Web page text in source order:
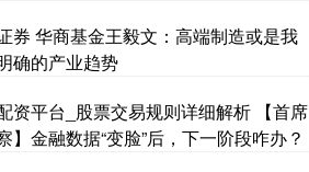
指 3563.12 +47.56 +1.35%
券 华商基金王毅文：高端制造或是我
确的产业趋势
资平台_股票交易规则详细解析 【首席
】金融数据“变脸”后，下一阶段咋办？